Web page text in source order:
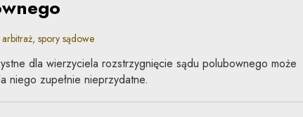
spory sądowe
dla wierzyciela rozstrzygnięcie sądu polubownego może
niego zupełnie nieprzydatne.